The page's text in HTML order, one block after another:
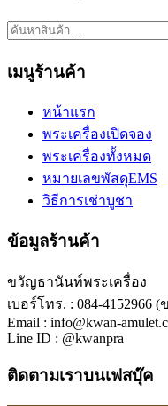
ค้นหา:
เมนูร้านค้า
หน้าแรก
พระเครื่องเปิดจอง
พระเครื่องทั้งหมด
หมายเลขพัสดุEMS
วิธีการเช่าบูชา
ข้อมูลร้านค้า
ขวัญธานันท์พระเครื่อง
เบอร์โทร. : 084-4152966
Email : info@kwan-
Line ID : @kwanpra
ติดตามเราบนเฟสบุ๊ค